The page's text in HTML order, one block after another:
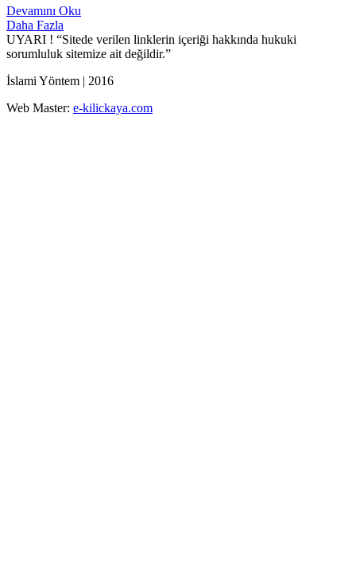
Devamını Oku
Daha Fazla
UYARI ! “Sitede verilen linklerin içeriği hakkında hukuki
sorumluluk sitemize ait değildir.”
İslami Yöntem | 2016
Web Master: e-kilickaya.com